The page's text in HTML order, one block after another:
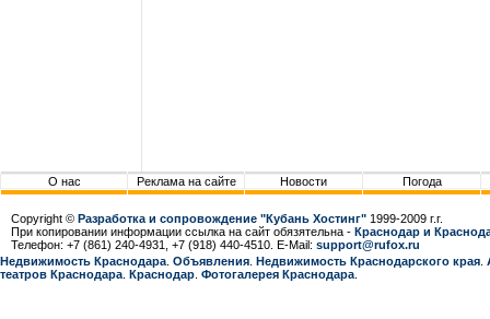
О нас Реклама на сайте Новости Погода
Copyright © Разработка и сопровождение "Кубань Хостинг" 1999-2009 г.г.
При копировании информации ссылка на сайт обязятельна - Краснодар и
Телефон: +7 (861) 240-4931, +7 (918) 440-4510. E-Mail: support@rufox.ru
Недвижимость Краснодара Объявления Недвижимость Краснодарcкого края
театров Краснодара Краснодар Фотогалерея Краснодара